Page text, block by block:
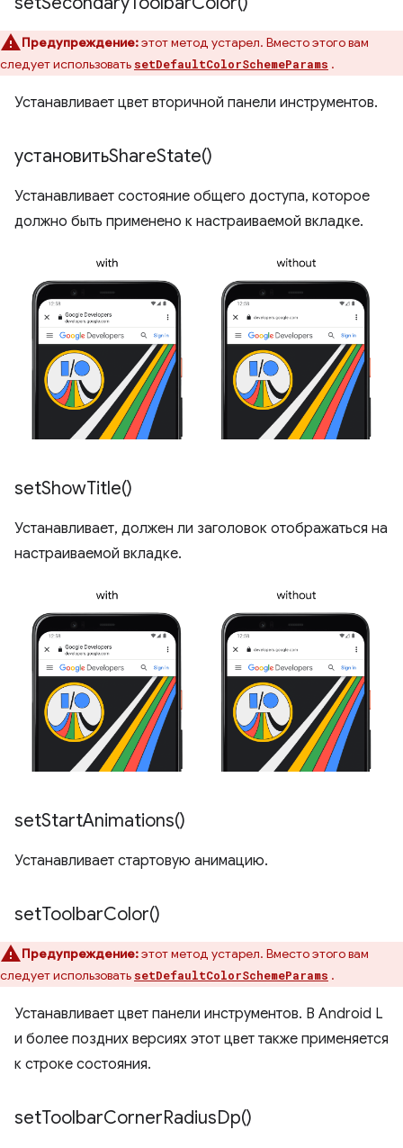
Предупреждение:этот метод устарел. Вместо этого вам
следует использовать setDefaultColorSchemeParams .
Устанавливает цвет вторичной панели инструментов.
установитьShareState()
Устанавливает состояние общего доступа, которое
должно быть применено к настраиваемой вкладке.
setShowTitle()
Устанавливает, должен ли заголовок отображаться на
настраиваемой вкладке.
setStartAnimations()
Устанавливает стартовую анимацию.
setToolbarColor()
Предупреждение:этот метод устарел. Вместо этого вам
следует использовать setDefaultColorSchemeParams .
Устанавливает цвет панели инструментов. В Android L
и более поздних версиях этот цвет также применяется
к строке состояния.
setToolbarCornerRadiusDp()